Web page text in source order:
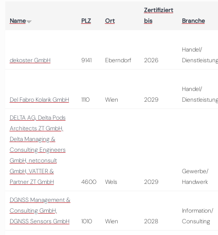
Name PLZ Ort
Zertifiziert
bis
Branche
dekoster GmbH 9141 Eberndorf 2026
Handel/
Del Fabro Kolarik GmbH 1110 Wien 2029
Handel/
DELTA AG, Delta Pods
Architects ZT GmbH,
Delta Managing &
Consulting Engineers
GmbH, netconsult
GmbH, VATTER &
Partner ZT GmbH
4600 Wels 2029
Gewerbe/
Handwerk
DGNSS Management &
Consulting GmbH,
DGNSS Sensors GmbH
1010 Wien 2028
Information/
Consulting